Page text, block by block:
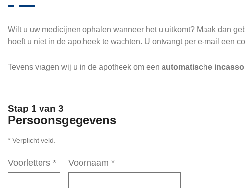
Wilt u uw medicijnen ophalen wanneer het u uitkomt? Maak dan
hoeft u niet in de apotheek te wachten. U ontvangt per e-mail een
Tevens vragen wij u in de apotheek om een automatische incasso
Stap 1 van 3
Persoonsgegevens
* Verplicht veld.
Voorletters * Voornaam *